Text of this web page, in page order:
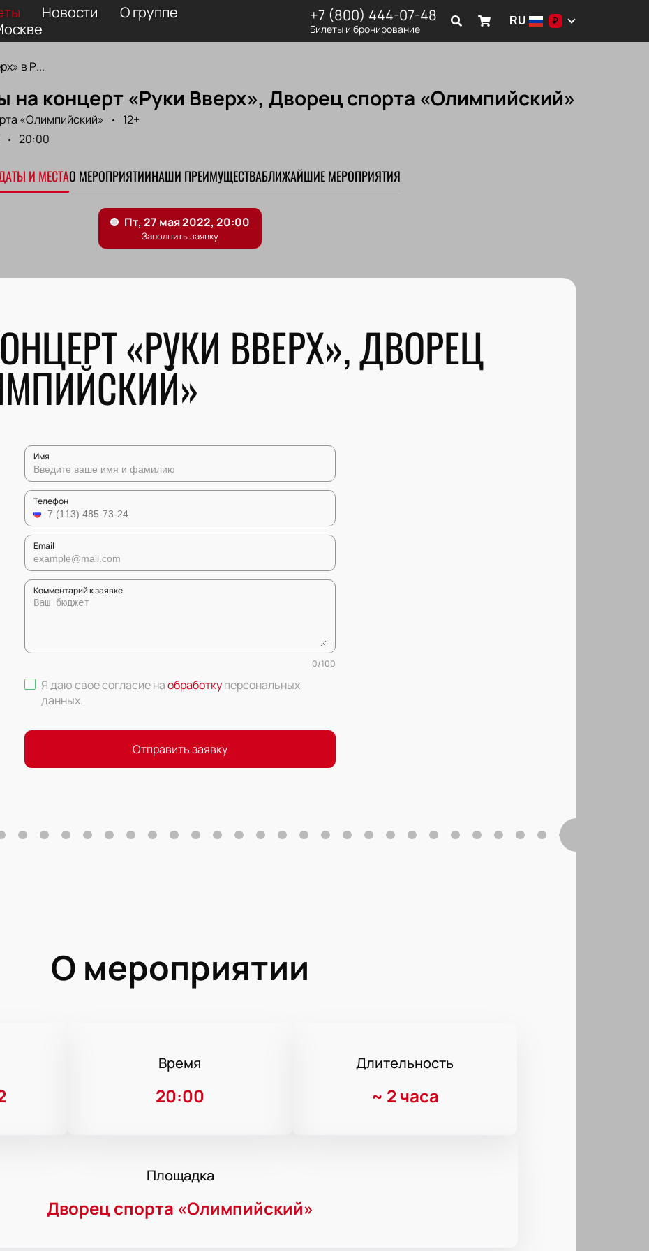
Новости
О группе
+7 (800) 444-07-48
Билеты и бронирование
RU ₽
в Р...
на концерт «Руки Вверх», Дворец спорта «Олимпийский»
«Олимпийский»
12+
20:00
И МЕСТАО МЕРОПРИЯТИИНАШИ ПРЕИМУЩЕСТВАБЛИЖАЙШИЕ МЕРОПРИЯТИЯ
«РУКИ ВВЕРХ», ДВОРЕЦ
Имя
Телефон
Email
Комментарий к заявке
0/100
Я даю свое согласие наобработкуперсональных
данных.
Отправить заявку
О мероприятии
Время
20:00
Длительность
~ 2 часа
Площадка
Дворец спорта «Олимпийский»